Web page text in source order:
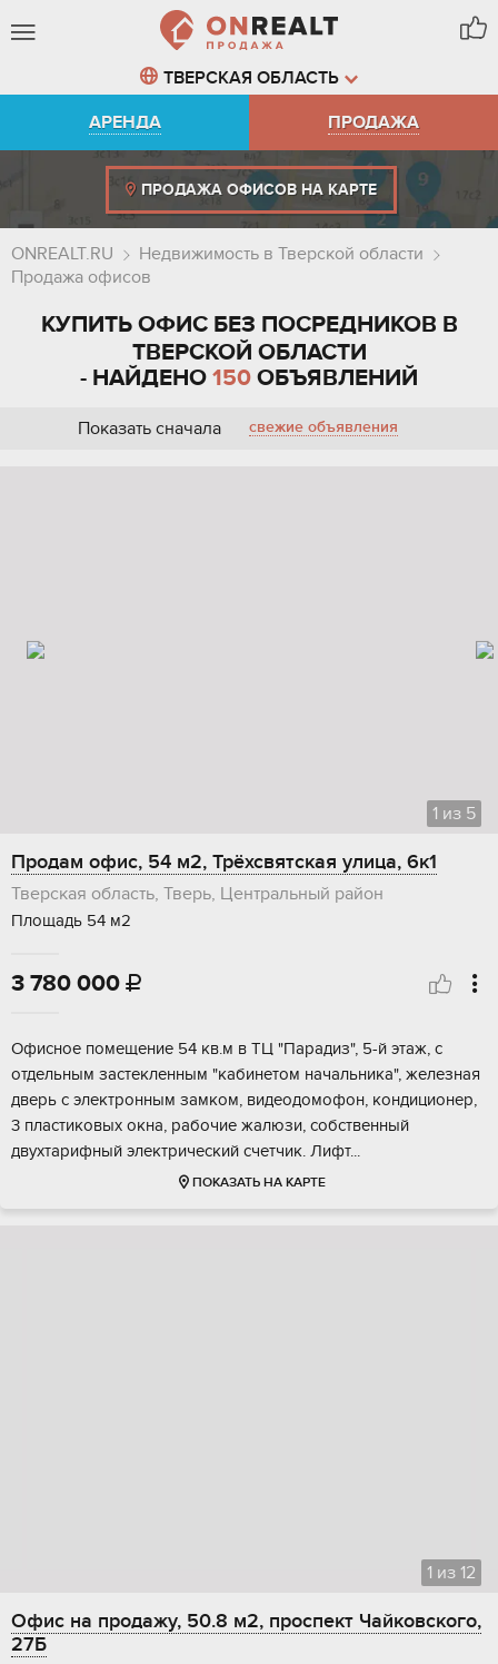
ТВЕРСКАЯ ОБЛАСТЬ
АРЕНДА
ПРОДАЖА
ПРОДАЖА ОФИСОВ НА КАРТЕ
ONREALT.RU
Недвижимость в Тверской области
Продажа офисов
КУПИТЬ ОФИС БЕЗ ПОСРЕДНИКОВ В
ТВЕРСКОЙ ОБЛАСТИ
- НАЙДЕНО 150 ОБЪЯВЛЕНИЙ
Показать сначала свежие объявления
1 из 5
Продам офис, 54 м2, Трёхсвятская улица, 6к1
Тверская область, Тверь, Центральный район
Площадь 54 м2
3 780 000 
Офисное помещение 54 кв.м в ТЦ "Парадиз", 5-й этаж, с
отдельным застекленным "кабинетом начальника", железная
дверь с электронным замком, видеодомофон, кондиционер,
3 пластиковых окна, рабочие жалюзи, собственный
двухтарифный электрический счетчик. Лифт...
ПОКАЗАТЬ НА КАРТЕ
1 из 12
Офис на продажу, 50.8 м2, проспект Чайковского,
27Б